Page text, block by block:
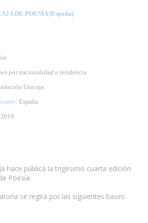
DE POESÍA (España)
por nacionalidad o residencia
Unicaja
España
hace pública la trigésimo cuarta edición
Poesía.
se regirá por las siguientes bases: